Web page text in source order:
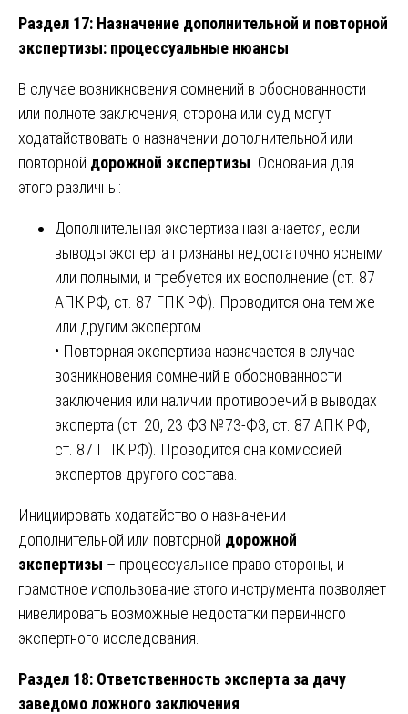
Раздел 17: Назначение дополнительной и повторной
экспертизы: процессуальные нюансы
В случае возникновения сомнений в обоснованности
или полноте заключения, сторона или суд могут
ходатайствовать о назначении дополнительной или
повторной дорожной экспертизы . Основания для
этого различны:
Дополнительная экспертиза назначается, если
выводы эксперта признаны недостаточно ясными
или полными, и требуется их восполнение (ст. 87
АПК РФ, ст. 87 ГПК РФ). Проводится она тем же
или другим экспертом.
• Повторная экспертиза назначается в случае
возникновения сомнений в обоснованности
заключения или наличии противоречий в выводах
эксперта (ст. 20, 23 ФЗ №73-ФЗ, ст. 87 АПК РФ,
ст. 87 ГПК РФ). Проводится она комиссией
экспертов другого состава.
Инициировать ходатайство о назначении
дополнительной или повторной дорожной
экспертизы – процессуальное право стороны, и
грамотное использование этого инструмента позволяет
нивелировать возможные недостатки первичного
экспертного исследования.
Раздел 18: Ответственность эксперта за дачу
заведомо ложного заключения